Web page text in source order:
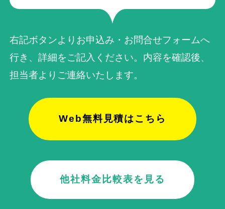
右記ボタンよりお申込み・お問合せフォームへ
行き、詳細をご記入ください。内容を確認後、
担当者よりご連絡いたします。
Web無料見積はこちら
他社料金比較表を見る